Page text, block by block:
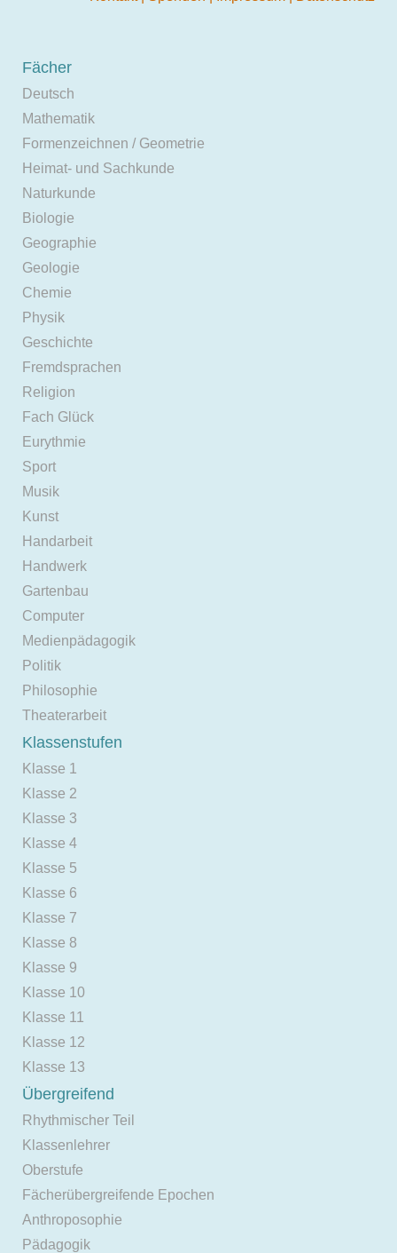
Fächer
Deutsch
Mathematik
Formenzeichnen / Geometrie
Heimat- und Sachkunde
Naturkunde
Biologie
Geographie
Geologie
Chemie
Physik
Geschichte
Fremdsprachen
Religion
Fach Glück
Eurythmie
Sport
Musik
Kunst
Handarbeit
Handwerk
Gartenbau
Computer
Medienpädagogik
Politik
Philosophie
Theaterarbeit
Klassenstufen
Klasse 1
Klasse 2
Klasse 3
Klasse 4
Klasse 5
Klasse 6
Klasse 7
Klasse 8
Klasse 9
Klasse 10
Klasse 11
Klasse 12
Klasse 13
Übergreifend
Rhythmischer Teil
Klassenlehrer
Oberstufe
Fächerübergreifende Epochen
Anthroposophie
Pädagogik